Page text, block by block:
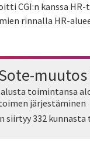
CGI:n kanssa
rinnalla HR-
alusta toimintansa
järjestäminen
siirtyy 332